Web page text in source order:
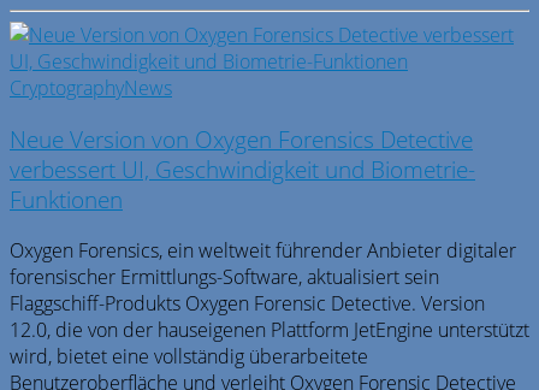
CryptographyNews
Neue Version von Oxygen Forensics Detective
verbessert UI, Geschwindigkeit und Biometrie-
Funktionen
Oxygen Forensics, ein weltweit führender Anbieter digitaler
forensischer Ermittlungs-Software, aktualisiert sein
Flaggschiff-Produkts Oxygen Forensic Detective. Version
12.0, die von der hauseigenen Plattform JetEngine unterstützt
wird, bietet eine vollständig überarbeitete
Benutzeroberfläche und verleiht Oxygen Forensic Detective